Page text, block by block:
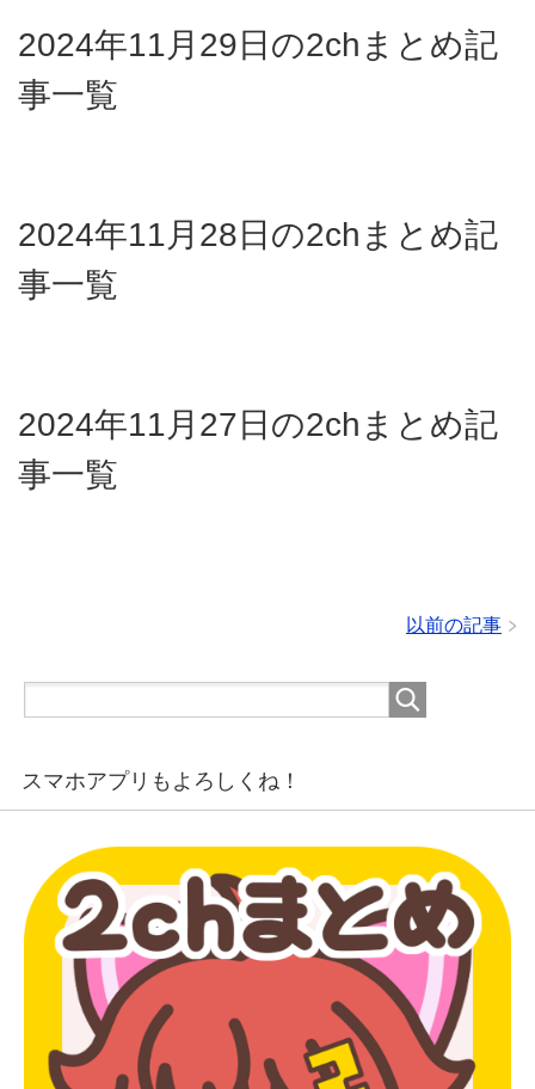
2024年11月29日の2chまとめ記
事一覧
2024年11月28日の2chまとめ記
事一覧
2024年11月27日の2chまとめ記
事一覧
以前の記事
スマホアプリもよろしくね！